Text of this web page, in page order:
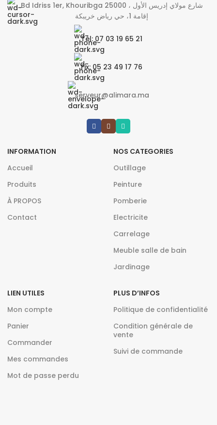
Bd Idriss 1er, Khouribga 25000 شارع مولاي إدريس الأول ،
إقامة 1، حي رياض خريبكة
Tél: 07 03 19 65 21
Fix: 05 23 49 17 76
serveur@alimara.ma
INFORMATION
Accueil
Produits
À PROPOS
Contact
NOS CATEGORIES
Outillage
Peinture
Pomberie
Electricite
Carrelage
Meuble salle de bain
Jardinage
LIEN UTILES
Mon compte
Panier
Commander
Mes commandes
Mot de passe perdu
PLUS D’INFOS
Politique de confidentialité
Condition générale de
vente
Suivi de commande